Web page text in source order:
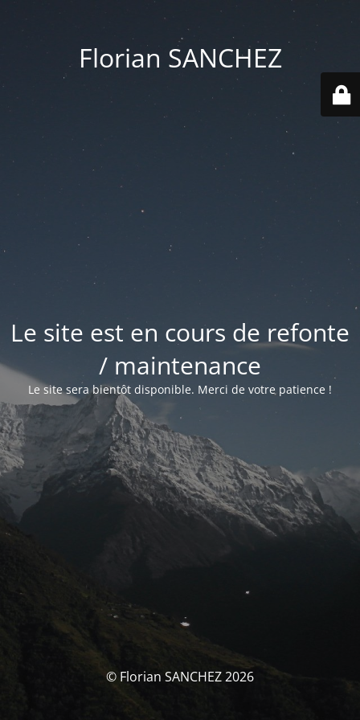
Florian SANCHEZ
Le site est en cours de refonte
/ maintenance
Le site sera bientôt disponible. Merci de votre patience !
© Florian SANCHEZ 2026